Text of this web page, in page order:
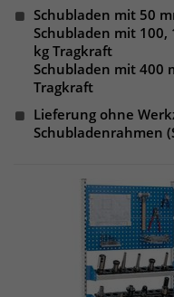
Schubladen mit 50
Schubladen mit 100,
kg Tragkraft
Schubladen mit 400
Tragkraft
Lieferung ohne
Schubladenrahmen
Anbieter TYPO3
Laufzeit 1 Jahr
Zweck
Enthält
Name
Anbieter
Das
Das
die